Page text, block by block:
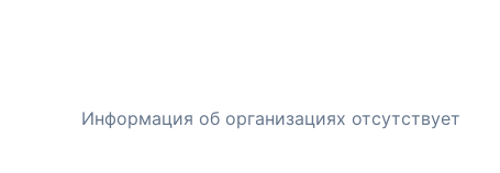
Информация об организациях отсутствует